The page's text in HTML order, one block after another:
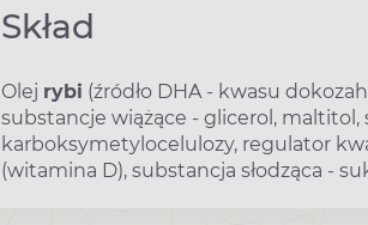
Skład
Olej rybi (źródło DHA - kwasu
substancje wiążące - glicerol, maltitol,
karboksymetylocelulozy, regulator
(witamina D), substancja słodząca -